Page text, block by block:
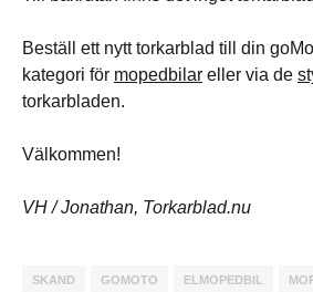
Beställ ett nytt torkarblad till din
kategori för mopedbilar eller via de
torkarbladen.
Välkommen!
VH / Jonathan, Torkarblad.nu
SKAND GOMOTO ELMOPEDBIL